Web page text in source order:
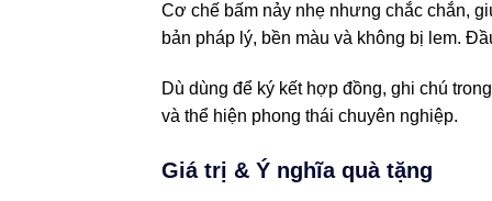
Cơ chế bấm nảy nhẹ nhưng chắc chắn,
bản pháp lý, bền màu và không bị lem.
Dù dùng để ký kết hợp đồng, ghi chú
và thể hiện phong thái chuyên nghiệp.
Giá trị & Ý nghĩa quà tặng